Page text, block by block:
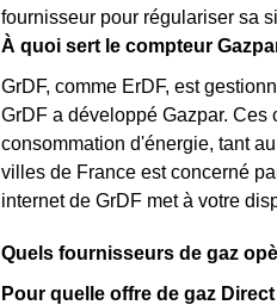
fournisseur pour régulariser sa
À quoi sert le compteur
GrDF, comme ErDF, est
GrDF a développé Gazpar.
consommation d'énergie, tant
villes de France est concerné
internet de GrDF met à votre
Quels fournisseurs de gaz
Pour quelle offre de gaz